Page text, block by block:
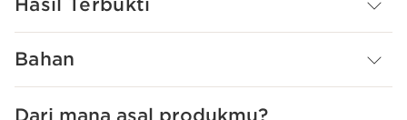
yang tampak natural tanpa rasa berminyak.
bahwa 85% penuaan kulit disebabkan oleh gaya hidup
Hasil Terbukti
Bahan
Dari mana asal produkmu?